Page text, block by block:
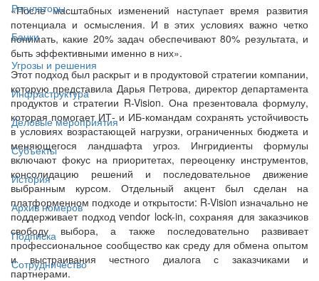
Регуляторы
Банки
Угрозы и решения
Инфраструктура
Деловые мероприятия
Субъекты
История
Архив номеров
Подписка
Сотрудничество
«После масштабных изменений наступает время развития
потенциала и осмысления. И в этих условиях важно четко
понимать, какие 20% задач обеспечивают 80% результата, и
быть эффективными именно в них».
Этот подход был раскрыт и в продуктовой стратегии компании,
которую представила Дарья Петрова, директор департамента
продуктов и стратегии R-Vision. Она презентовала формулу,
которая помогает ИТ- и ИБ-командам сохранять устойчивость
в условиях возрастающей нагрузки, ограниченных бюджета и
меняющегося ландшафта угроз. Ингридиенты формулы
включают фокус на приоритетах, переоценку инструментов,
консолидацию решений и последовательное движение
выбранным курсом. Отдельный акцент был сделан на
платформенном подходе и открытости: R-Vision изначально не
поддерживает подход vendor lock-in, сохраняя для заказчиков
свободу выбора, а также последовательно развивает
профессиональное сообщество как среду для обмена опытом
и выстраивания честного диалога с заказчиками и
партнерами.